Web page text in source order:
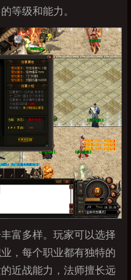
等级和能力。
富多样。玩家可以选择
，每个职业都有独特的
近战能力，法师擅长远